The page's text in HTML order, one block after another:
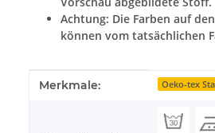
Achtung: Die Farben auf
können vom tatsächlichen
Produkteigenschaft
Wert
Merkmale: Oeko-tex